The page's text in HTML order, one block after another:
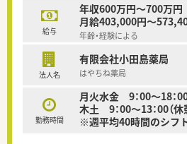
給与
年収600万円～700万円
月給403,000円～
年齢・経験による
法人名
有限会社小田島薬局
はやちね薬局
勤務時間
月火水金 9：00～18：00
木土 9：00～13：00（休
※週平均40時間のシフ